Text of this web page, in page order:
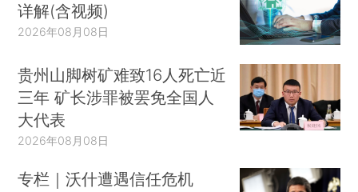
详解(含视频)
2026年08月08日
贵州山脚树矿难致16人死亡近
三年 矿长涉罪被罢免全国人
大代表
2026年08月08日
专栏｜沃什遭遇信任危机